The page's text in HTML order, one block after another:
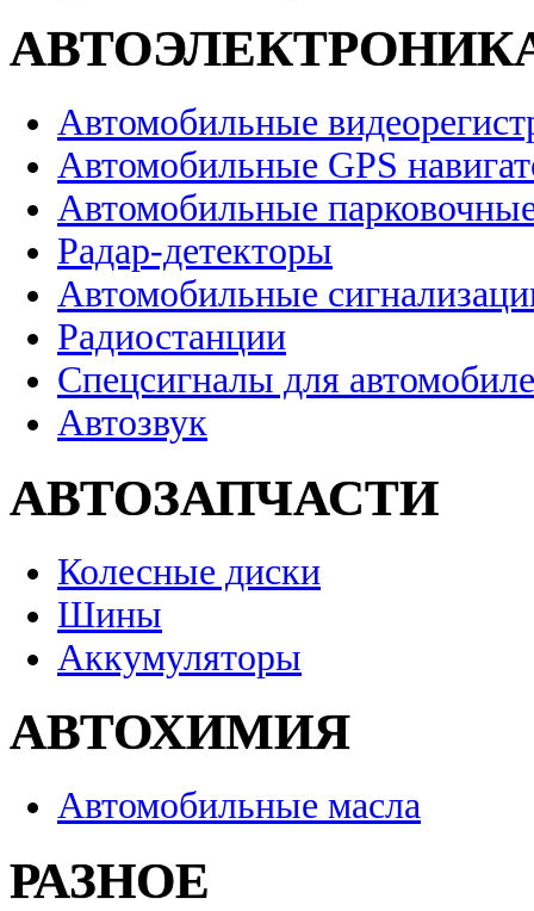
Автомобильные
Автомобильные GPS
Автомобильные
Радар-детекторы
Автомобильные
Радиостанции
Спецсигналы для
Автозвук
АВТОЗАПЧАСТИ
Колесные диски
Шины
Аккумуляторы
АВТОХИМИЯ
Автомобильные масла
РАЗНОЕ